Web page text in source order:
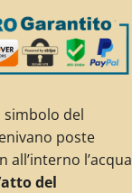
simbolo del
poste
all’interno l’acqua
del